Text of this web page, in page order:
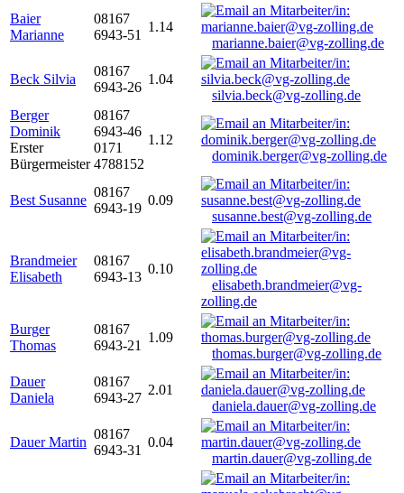
Baier
Marianne
08167
6943-51
1.14
marianne.baier@vg-zolling.de
Beck Silvia
08167
6943-26
1.04
silvia.beck@vg-zolling.de
Berger
Dominik
Erster
Bürgermeister
08167
6943-46
0171
4788152
1.12
dominik.berger@vg-zolling.de
Best Susanne
08167
6943-19
0.09
susanne.best@vg-zolling.de
Brandmeier
Elisabeth
08167
6943-13
0.10
elisabeth.brandmeier@vg-
zolling.de
Burger
Thomas
08167
6943-21
1.09
thomas.burger@vg-zolling.de
Dauer
Daniela
08167
6943-27
2.01
daniela.dauer@vg-zolling.de
Dauer Martin
08167
6943-31
0.04
martin.dauer@vg-zolling.de